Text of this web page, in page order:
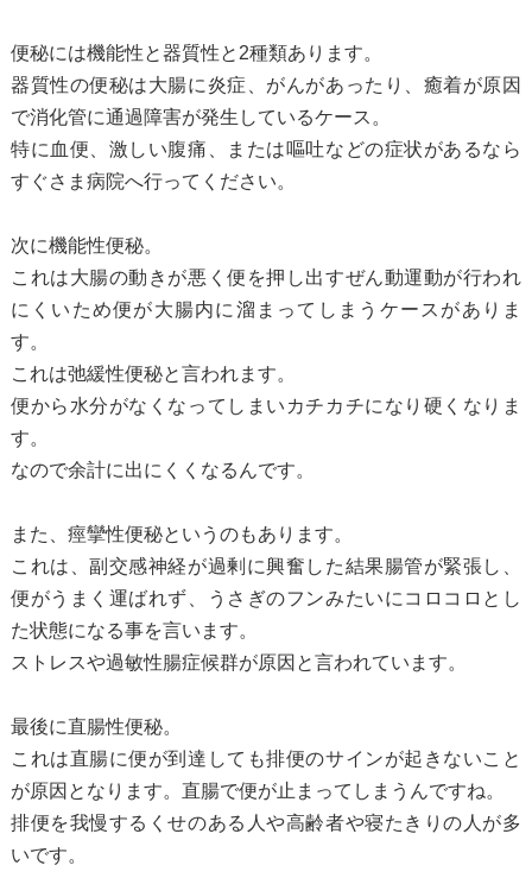
便秘には機能性と器質性と2種類あります。
器質性の便秘は大腸に炎症、がんがあったり、癒着が原因
で消化管に通過障害が発生しているケース。
特に血便、激しい腹痛、または嘔吐などの症状があるなら
すぐさま病院へ行ってください。
次に機能性便秘。
これは大腸の動きが悪く便を押し出すぜん動運動が行われ
にくいため便が大腸内に溜まってしまうケースがありま
す。
これは弛緩性便秘と言われます。
便から水分がなくなってしまいカチカチになり硬くなりま
す。
なので余計に出にくくなるんです。
また、痙攣性便秘というのもあります。
これは、副交感神経が過剰に興奮した結果腸管が緊張し、
便がうまく運ばれず、うさぎのフンみたいにコロコロとし
た状態になる事を言います。
ストレスや過敏性腸症候群が原因と言われています。
最後に直腸性便秘。
これは直腸に便が到達しても排便のサインが起きないこと
が原因となります。直腸で便が止まってしまうんですね。
排便を我慢するくせのある人や高齢者や寝たきりの人が多
いです。